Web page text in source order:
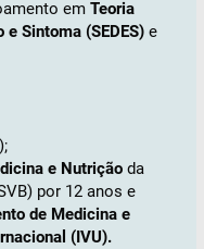
em Teoria
Sintoma (SEDES) e
e Nutrição da
por 12 anos e
de Medicina e
(IVU).